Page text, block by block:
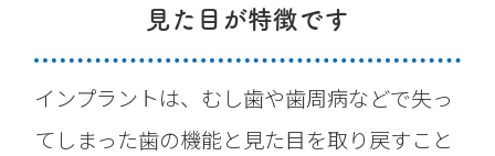
見た目が特徴です
インプラントは、むし歯や歯周病などで失っ
てしまった歯の機能と見た目を取り戻すこと